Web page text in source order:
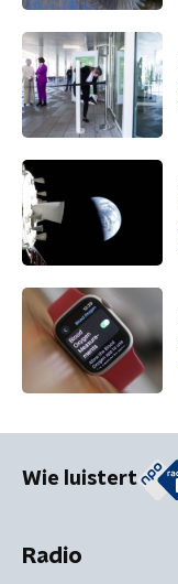
Wie luistert
Radio